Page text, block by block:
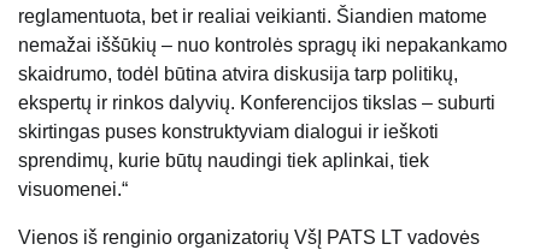
reglamentuota, bet ir realiai veikianti. Šiandien matome
nemažai iššūkių – nuo kontrolės spragų iki nepakankamo
skaidrumo, todėl būtina atvira diskusija tarp politikų,
ekspertų ir rinkos dalyvių. Konferencijos tikslas – suburti
skirtingas puses konstruktyviam dialogui ir ieškoti
sprendimų, kurie būtų naudingi tiek aplinkai, tiek
visuomenei.“
Vienos iš renginio organizatorių VšĮ PATS LT vadovės